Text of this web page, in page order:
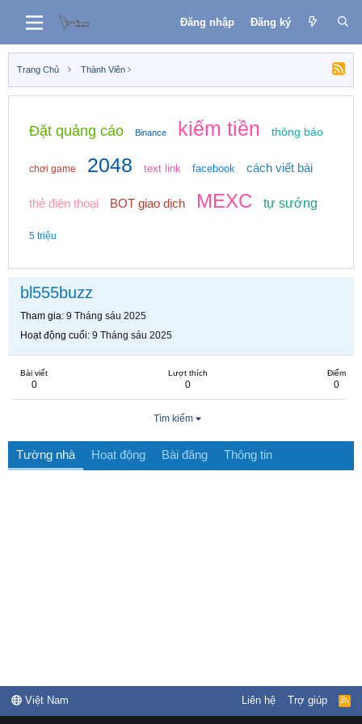
Đăng nhập Đăng ký
Trang Chủ Thành Viên
Đặt quảng cáo Binance kiếm tiền thông báo
chơi game 2048 text link facebook cách viết bài
thẻ điện thoại BOT giao dịch MEXC tự sướng
5 triệu
bl555buzz
Tham gia 9 Tháng sáu 2025
Hoạt động cuối 9 Tháng sáu 2025
Bài viết
0
Lượt thích
0
Điểm
0
Tìm kiếm
Tường nhà Hoạt động Bài đăng Thông tin
Việt Nam Liên hệ Trợ giúp
R